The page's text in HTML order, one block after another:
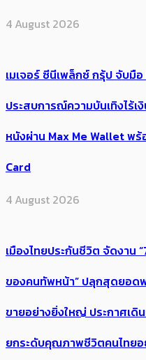
4 August 2026
เมเจอร์ ซีนีเพล็กซ์ กรุ้ป จับมื
ประสบการณ์ความบันเทิงไร้เ
หนังผ่าน Max Me Wallet พ
Card
4 August 2026
เมืองไทยประกันชีวิต จัดงาน
ของคนทัพหน้า” ปลุกสุดยอด
ขายอย่างยิ่งใหญ่ ประกาศเดิ
ยกระดับคุณภาพชีวิตคนไทยอ